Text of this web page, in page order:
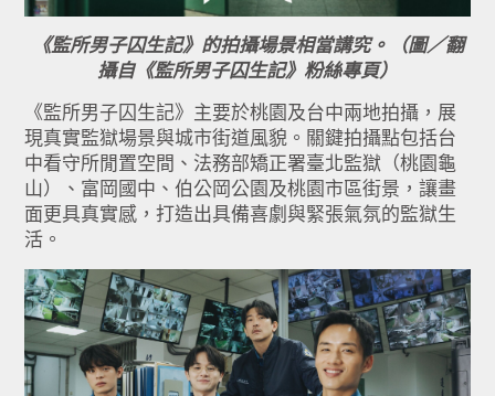
《監所男子囚生記》的拍攝場景相當講究。（圖／翻
攝自《監所男子囚生記》粉絲專頁）
《監所男子囚生記》主要於桃園及台中兩地拍攝，展
現真實監獄場景與城市街道風貌。關鍵拍攝點包括台
中看守所閒置空間、法務部矯正署臺北監獄（桃園龜
山）、富岡國中、伯公岡公園及桃園市區街景，讓畫
面更具真實感，打造出具備喜劇與緊張氣氛的監獄生
活。